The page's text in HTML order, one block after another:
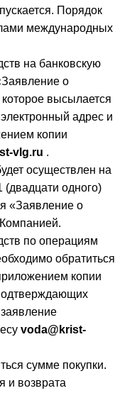
Порядок
международных
на банковскую
о
высылается
адрес и
копии
vlg.ru .
осуществлен на
(двадцати одного)
«Заявление о
по операциям
обратиться
копии
voda@krist-
сумме покупки.
и возврата